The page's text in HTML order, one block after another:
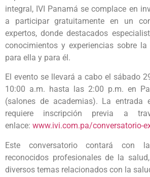
integral, IVI Panamá se complace en
a participar gratuitamente en un
expertos, donde destacados
conocimientos y experiencias sobre la
para ella y para él.
El evento se llevará a cabo el sábado
10:00 a.m. hasta las 2:00 p.m. en
(salones de academias). La entrada
requiere inscripción previa a
enlace: www.ivi.com.pa/conversatorio-
Este conversatorio contará con
reconocidos profesionales de la
diversos temas relacionados con la